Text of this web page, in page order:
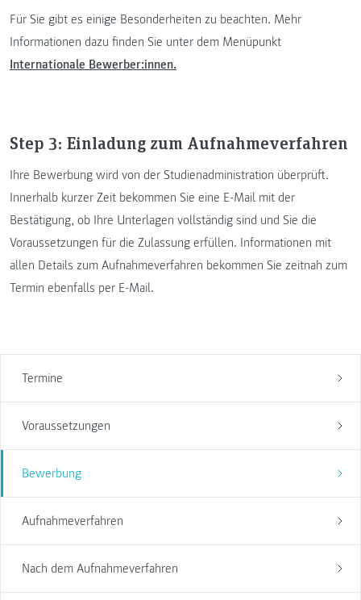
Termine
Voraussetzungen
Bewerbung
Aufnahmeverfahren
Nach dem Aufnahmeverfahren
Für Sie gibt es einige Besonderheiten zu beachten. Mehr
Informationen dazu finden Sie unter dem Menüpunkt
Internationale Bewerber:innen.
Step 3: Einladung zum Aufnahmeverfahren
Ihre Bewerbung wird von der Studienadministration überprüft.
Innerhalb kurzer Zeit bekommen Sie eine E-Mail mit der
Bestätigung, ob Ihre Unterlagen vollständig sind und Sie die
Voraussetzungen für die Zulassung erfüllen. Informationen mit
allen Details zum Aufnahmeverfahren bekommen Sie zeitnah zum
Termin ebenfalls per E-Mail.